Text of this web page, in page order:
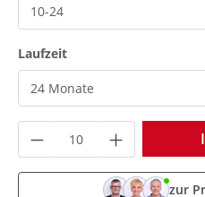
Laufzeitauswählen
Produkt Anzahl:
zur